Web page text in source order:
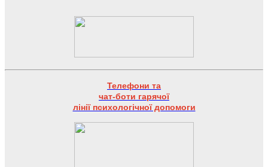
Телефони та
чат-боти гарячої
лінії психологічної допомоги